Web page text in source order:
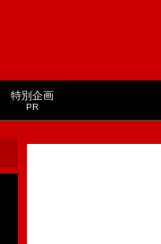
特別企画
PR